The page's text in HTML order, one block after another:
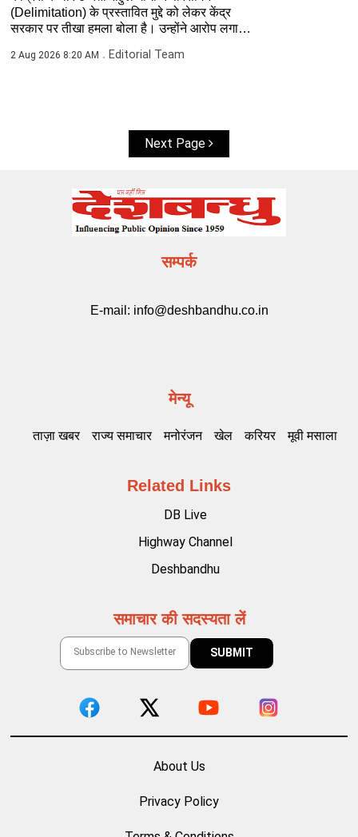
(Delimitation) के प्रस्तावित मुद्दे को लेकर केंद्र
सरकार पर तीखा हमला बोला है। उन्होंने आरोप लगाया
2 Aug 2026 8:20 AM Editorial Team
Next Page
सम्पर्क
E-mail: info@deshbandhu.co.in
मेन्यू
ताज़ा खबर राज्य समाचार मनोरंजन खेल करियर मूवी मसाला
Related Links
DB Live
Highway Channel
Deshbandhu
समाचार की सदस्यता लें
About Us
Privacy Policy